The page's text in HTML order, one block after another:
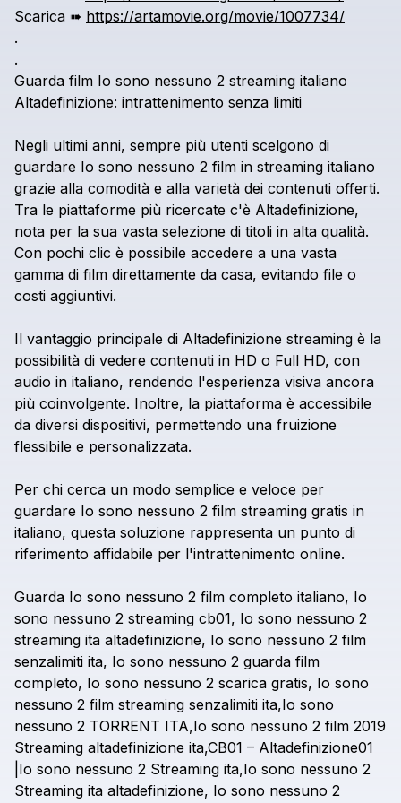
Scarica ➠ https://artamovie.org/movie/1007734/
.
.
Guarda film Io sono nessuno 2 streaming italiano
Altadefinizione: intrattenimento senza limiti
Negli ultimi anni, sempre più utenti scelgono di
guardare Io sono nessuno 2 film in streaming italiano
grazie alla comodità e alla varietà dei contenuti offerti.
Tra le piattaforme più ricercate c'è Altadefinizione,
nota per la sua vasta selezione di titoli in alta qualità.
Con pochi clic è possibile accedere a una vasta
gamma di film direttamente da casa, evitando file o
costi aggiuntivi.
Il vantaggio principale di Altadefinizione streaming è la
possibilità di vedere contenuti in HD o Full HD, con
audio in italiano, rendendo l'esperienza visiva ancora
più coinvolgente. Inoltre, la piattaforma è accessibile
da diversi dispositivi, permettendo una fruizione
flessibile e personalizzata.
Per chi cerca un modo semplice e veloce per
guardare Io sono nessuno 2 film streaming gratis in
italiano, questa soluzione rappresenta un punto di
riferimento affidabile per l'intrattenimento online.
Guarda Io sono nessuno 2 film completo italiano, Io
sono nessuno 2 streaming cb01, Io sono nessuno 2
streaming ita altadefinizione, Io sono nessuno 2 film
senzalimiti ita, Io sono nessuno 2 guarda film
completo, Io sono nessuno 2 scarica gratis, Io sono
nessuno 2 film streaming senzalimiti ita,Io sono
nessuno 2 TORRENT ITA,Io sono nessuno 2 film 2019
Streaming altadefinizione ita,CB01 – Altadefinizione01
|Io sono nessuno 2 Streaming ita,Io sono nessuno 2
Streaming ita altadefinizione, Io sono nessuno 2